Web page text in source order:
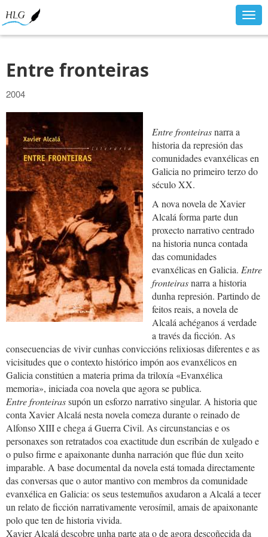
Entre fronteiras
2004
Entre fronteirasnarra a
historia da represión das
comunidades evanxélicas en
Galicia no primeiro terzo do
século XX.
A nova novela de Xavier
Alcalá forma parte dun
proxecto narrativo centrado
na historia nunca contada
das comunidades
evanxélicas en Galicia. Entre
fronteirasnarra a historia
dunha represión. Partindo de
feitos reais, a novela de
Alcalá achéganos á verdade
a través da ficción. As
consecuencias de vivir cunhas conviccións relixiosas diferentes e as
vicisitudes que o contexto histórico impón aos evanxélicos en
Galicia constitúen a materia prima da triloxía «Evanxélica
memoria», iniciada coa novela que agora se publica.
Entre fronteirassupón un esforzo narrativo singular. A historia que
conta Xavier Alcalá nesta novela comeza durante o reinado de
Alfonso XIII e chega á Guerra Civil. As circunstancias e os
personaxes son retratados coa exactitude dun escribán de xulgado e
o pulso firme e apaixonante dunha narración que flúe dun xeito
imparable. A base documental da novela está tomada directamente
das conversas que o autor mantivo con membros da comunidade
evanxélica en Galicia: os seus testemuños axudaron a Alcalá a tecer
un relato de ficción narrativamente verosímil, amais de apaixonante
polo que ten de historia vivida.
Xavier Alcalá descobre unha parte ata o de agora descoñecida da